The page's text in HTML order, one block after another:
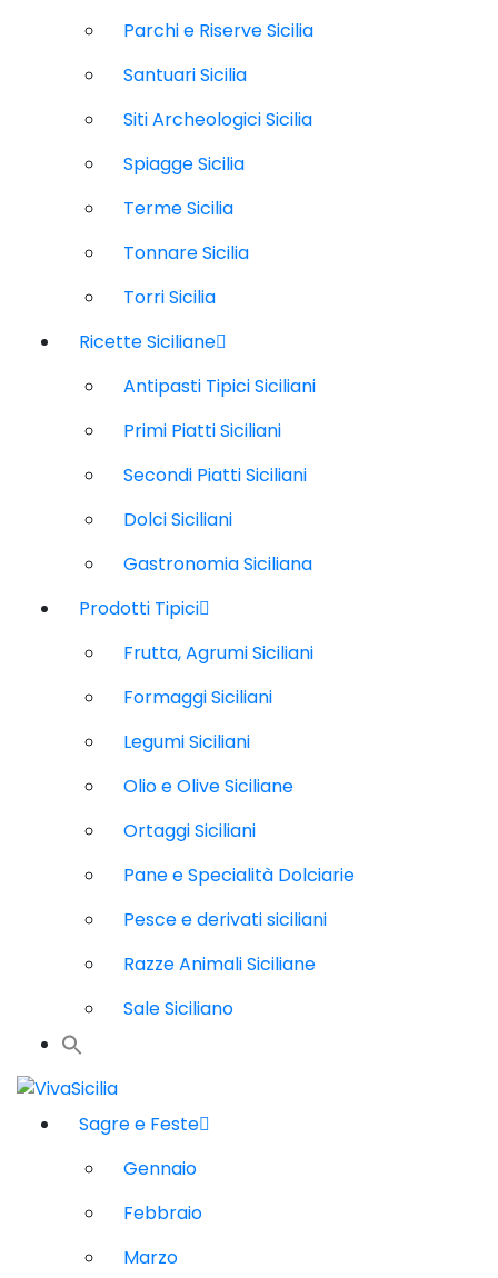
Parchi e Riserve Sicilia
Santuari Sicilia
Siti Archeologici Sicilia
Spiagge Sicilia
Terme Sicilia
Tonnare Sicilia
Torri Sicilia
Ricette Siciliane
Antipasti Tipici Siciliani
Primi Piatti Siciliani
Secondi Piatti Siciliani
Dolci Siciliani
Gastronomia Siciliana
Prodotti Tipici
Frutta, Agrumi Siciliani
Formaggi Siciliani
Legumi Siciliani
Olio e Olive Siciliane
Ortaggi Siciliani
Pane e Specialità Dolciarie
Pesce e derivati siciliani
Razze Animali Siciliane
Sale Siciliano
Sagre e Feste
Gennaio
Febbraio
Marzo